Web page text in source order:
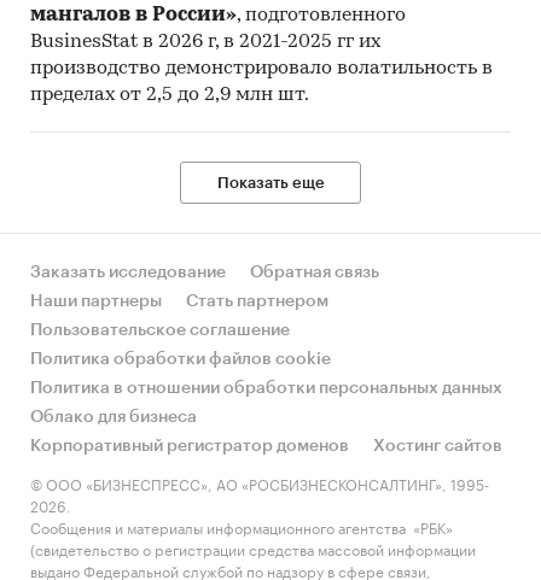
мангалов в России», подготовленного
BusinesStat в 2026 г, в 2021-2025 гг их
производство демонстрировало волатильность в
пределах от 2,5 до 2,9 млн шт.
Показать еще
Заказать исследование
Обратная связь
Наши партнеры
Стать партнером
Пользовательское соглашение
Политика обработки файлов cookie
Политика в отношении обработки персональных данных
Облако для бизнеса
Корпоративный регистратор доменов
Хостинг сайтов
© ООО «БИЗНЕСПРЕСС», АО «РОСБИЗНЕСКОНСАЛТИНГ», 1995-
2026.
Сообщения и материалы информационного агентства «РБК»
(свидетельство о регистрации средства массовой информации
выдано Федеральной службой по надзору в сфере связи,